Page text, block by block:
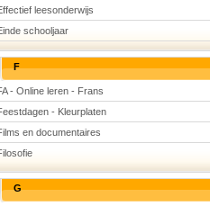
leesonderwijs
schooljaar
F
- Online leren - Frans
- Kleurplaten
en documentaires
G